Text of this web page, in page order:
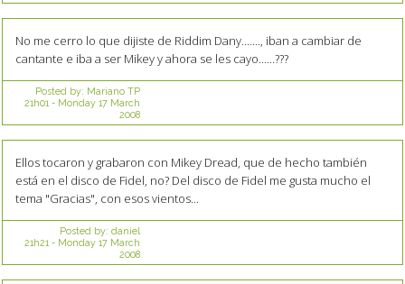
No me cerro lo que dijiste de Riddim Dany......., iban a cambiar de
cantante e iba a ser Mikey y ahora se les cayo......???
Posted by: Mariano TP
21h01 - Monday 17 March
2008
Ellos tocaron y grabaron con Mikey Dread, que de hecho también
está en el disco de Fidel, no? Del disco de Fidel me gusta mucho el
tema "Gracias", con esos vientos...
Posted by: daniel
21h21 - Monday 17 March
2008